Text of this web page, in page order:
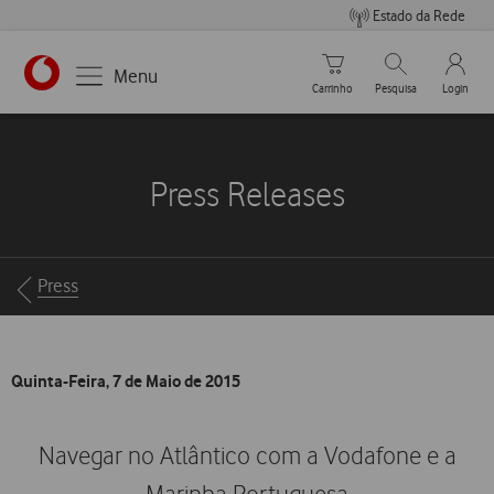
Estado da Rede
https://www.vodafone.pt
Menu
Carrinho de compras
Carrinho
Pesquisar
Pesquisa
My
Login
Press Releases
Breadcrumbs
Press
Quinta-Feira, 7 de Maio de 2015
Navegar no Atlântico com a Vodafone e a